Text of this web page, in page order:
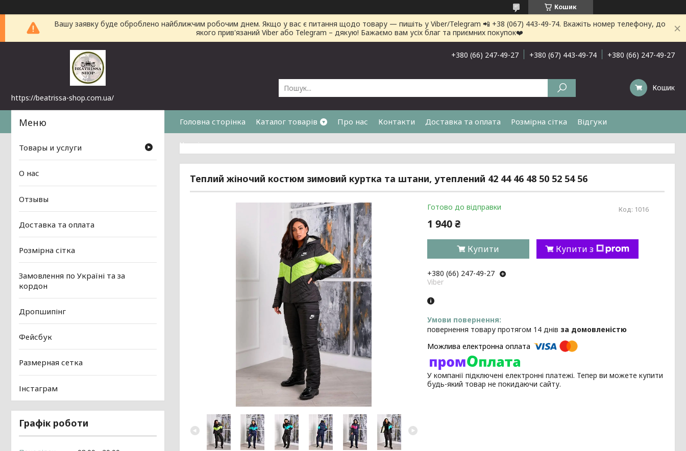
Кошик
Вашу заявку буде оброблено найближчим робочим днем. Якщо у вас є питання щодо товару — пишіть у Viber/Telegram 📲 +38 (067) 443-49-74. Вкажіть номер телефону, до
якого прив'язаний Viber або Telegram – дякую! Бажаємо вам усіх благ та приємних покупок❤️
https://beatrissa-shop.com.ua/
+380 (66) 247-49-27 +380 (67) 443-49-74 +380 (66) 247-49-27
Кошик
Головна сторінка Каталог товарів Про нас Контакти Доставка та оплата Розмірна сітка Відгуки
Часті питання
Теплий жіночий костюм зимовий куртка та штани, утеплений 42 44 46 48 50 52 54 56
Готово до відправки Код: 1016
1 940 ₴
Купити Купити з
+380 (66) 247-49-27
Viber
повернення товару протягом 14 днів за домовленістю
У компанії підключені електронні платежі. Тепер ви можете купити
будь-який товар не покидаючи сайту.
Товары и услуги
О нас
Отзывы
Доставка та оплата
Розмірна сітка
Замовлення по Україні та за
кордон
Дропшипінг
Фейсбук
Размерная сетка
Інстаграм
Графік роботи